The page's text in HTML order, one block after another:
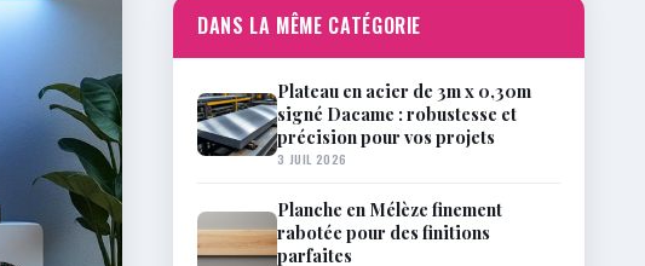
DANS LA MÊME CATÉGORIE
Plateau en acier de 3m x 0,30m
signé Dacame : robustesse et
précision pour vos projets
3 JUIL 2026
Planche en Mélèze finement
rabotée pour des finitions
parfaites